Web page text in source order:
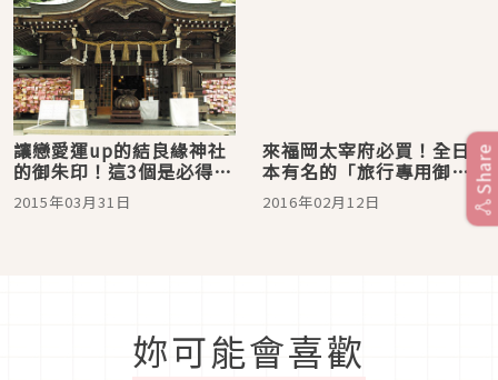
讓戀愛運up的結良緣神社
的御朱印！這3個是必得朱
印哦
2015年03月31日
來福岡太宰府必買！全日
本有名的「旅行專用御
守」
2016年02月12日
妳可能會喜歡
Share